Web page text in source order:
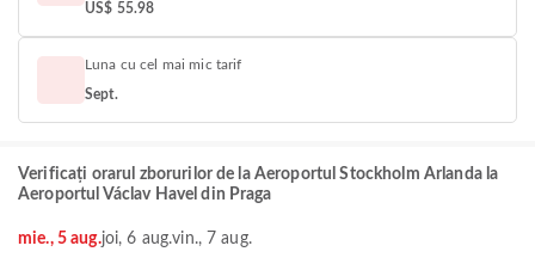
US$ 55.98
Luna cu cel mai mic tarif
Sept.
Verificați orarul zborurilor de la Aeroportul Stockholm Arlanda la
Aeroportul Václav Havel din Praga
mie., 5 aug.joi, 6 aug.vin., 7 aug.